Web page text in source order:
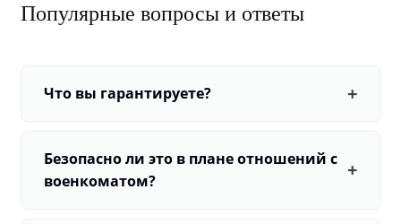
Популярные вопросы и ответы
Что вы гарантируете?
Безопасно ли это в плане отношений с
военкоматом?